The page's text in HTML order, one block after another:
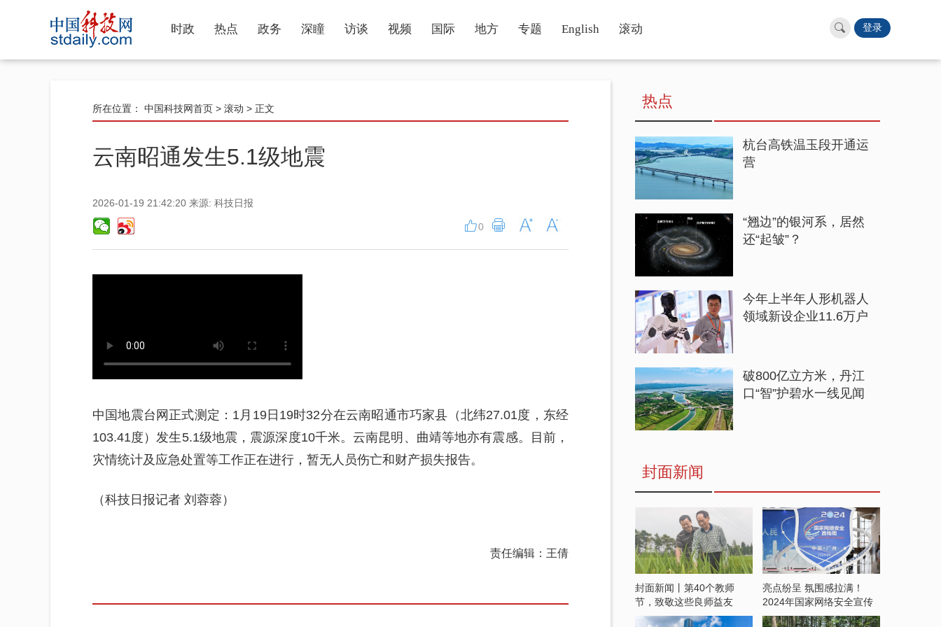
时政 热点 政务 深瞳 访谈 视频 国际 地方 专题 English 滚动 登录
所在位置： 中国科技网首页 > 滚动 > 正文
云南昭通发生5.1级地震
2026-01-19 21:42:20 来源: 科技日报
0
中国地震台网正式测定：1月19日19时32分在云南昭通市巧家县（北纬27.01度，东经
103.41度）发生5.1级地震，震源深度10千米。云南昆明、曲靖等地亦有震感。目前，
灾情统计及应急处置等工作正在进行，暂无人员伤亡和财产损失报告。
（科技日报记者 刘蓉蓉）
责任编辑：王倩
热点
杭台高铁温玉段开通运
营
“翘边”的银河系，居然
还“起皱”？
今年上半年人形机器人
领域新设企业11.6万户
破800亿立方米，丹江
口“智”护碧水一线见闻
封面新闻
封面新闻丨第40个教师
节，致敬这些良师益友
亮点纷呈 氛围感拉满！
2024年国家网络安全宣传
周开启